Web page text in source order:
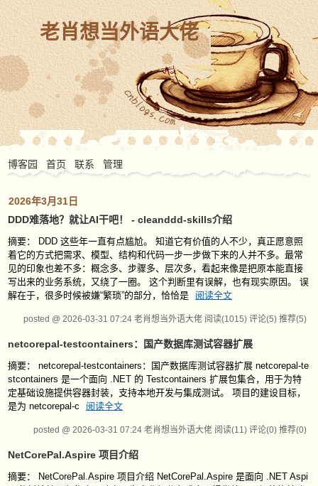
老肖想当外语大佬
博客园 首页 联系 管理
2026年3月31日
DDD难落地？就让AI干吧！ - cleanddd-skills介绍
摘要： DDD 这些年一直有点尴尬。 知道它有价值的人不少，真正愿意照
着它的方式把需求、模型、结构和代码一步一步做下来的人并不多。最常
见的印象也差不多：概念多、步骤多、层次多，看起来像是把原本能直接
写出来的业务系统，又绕了一圈。 这个判断里有误解，也有现实原因。 误
解在于，很多时候被嫌“繁琐”的部分，恰恰是
阅读全文
posted @ 2026-03-31 07:24 老肖想当外语大佬 阅读(1015) 评论(5) 推荐(5)
netcorepal-testcontainers：国产数据库测试容器扩展
摘要： netcorepal-testcontainers：国产数据库测试容器扩展 netcorepal-te
stcontainers 是一个面向 .NET 的 Testcontainers 扩展包集合，用于为特
定基础设施提供容器封装，支持本地开发与集成测试。 项目的建设目标，
是为 netcorepal-c
阅读全文
posted @ 2026-03-31 07:24 老肖想当外语大佬 阅读(11) 评论(0) 推荐(0)
NetCorePal.Aspire 项目介绍
摘要： NetCorePal.Aspire 项目介绍 NetCorePal.Aspire 是面向 .NET Aspi